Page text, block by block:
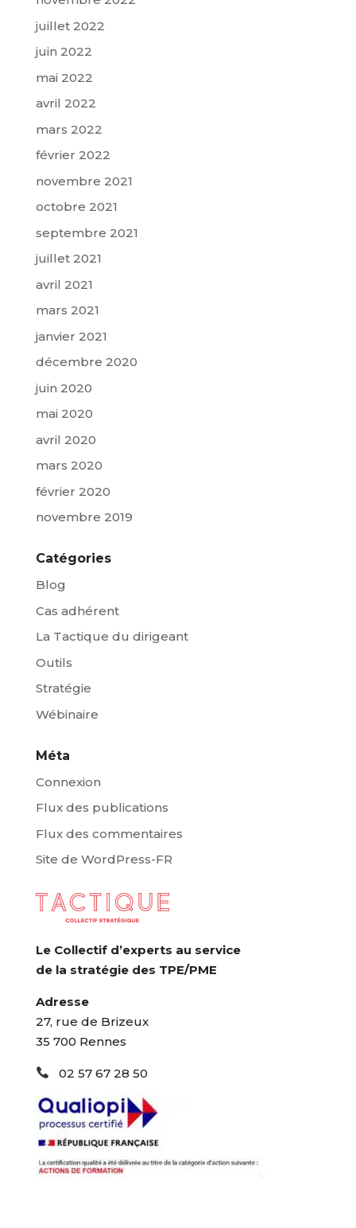
juillet 2022
juin 2022
mai 2022
avril 2022
mars 2022
février 2022
novembre 2021
octobre 2021
septembre 2021
juillet 2021
avril 2021
mars 2021
janvier 2021
décembre 2020
juin 2020
mai 2020
avril 2020
mars 2020
février 2020
novembre 2019
Catégories
Blog
Cas adhérent
La Tactique du dirigeant
Outils
Stratégie
Wébinaire
Méta
Connexion
Flux des publications
Flux des commentaires
Site de WordPress-FR
Le Collectif d’experts au service
de la stratégie des TPE/PME
Adresse
27, rue de Brizeux
35 700 Rennes
02 57 67 28 50